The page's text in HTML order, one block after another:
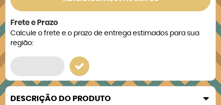
Frete e Prazo
Calcule o frete e o prazo de entrega estimados para sua
região:
DESCRIÇÃO DO PRODUTO